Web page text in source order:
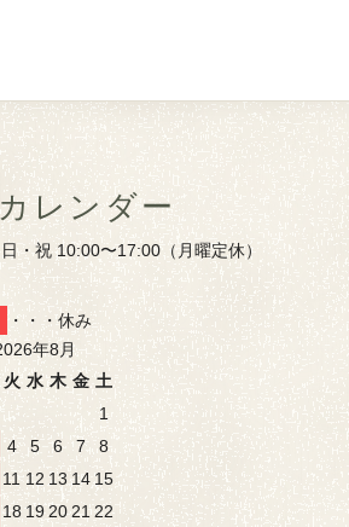
レンダー
・祝 10:00〜17:00（月曜定休）
・・・休み
年8月
火 水 木 金 土
1
4 5 6 7
8
11 12 13 14 15
18 19202122